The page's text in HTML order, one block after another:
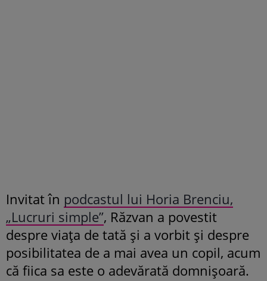
Invitat în podcastul lui Horia Brenciu,
„Lucruri simple”, Răzvan a povestit
despre viața de tată și a vorbit și despre
posibilitatea de a mai avea un copil, acum
că fiica sa este o adevărată domnișoară.